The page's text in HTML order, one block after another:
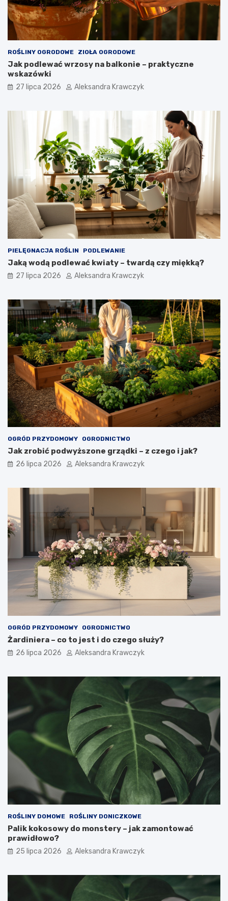
ROŚLINY OGRODOWE ZIOŁA OGRODOWE
Jak podlewać wrzosy na balkonie – praktyczne
wskazówki
27 lipca 2026 Aleksandra Krawczyk
PIELĘGNACJA ROŚLIN PODLEWANIE
Jaką wodą podlewać kwiaty – twardą czy miękką?
27 lipca 2026 Aleksandra Krawczyk
OGRÓD PRZYDOMOWY OGRODNICTWO
Jak zrobić podwyższone grządki – z czego i jak?
26 lipca 2026 Aleksandra Krawczyk
OGRÓD PRZYDOMOWY OGRODNICTWO
Żardiniera – co to jest i do czego służy?
26 lipca 2026 Aleksandra Krawczyk
ROŚLINY DOMOWE ROŚLINY DONICZKOWE
Palik kokosowy do monstery – jak zamontować
prawidłowo?
25 lipca 2026 Aleksandra Krawczyk